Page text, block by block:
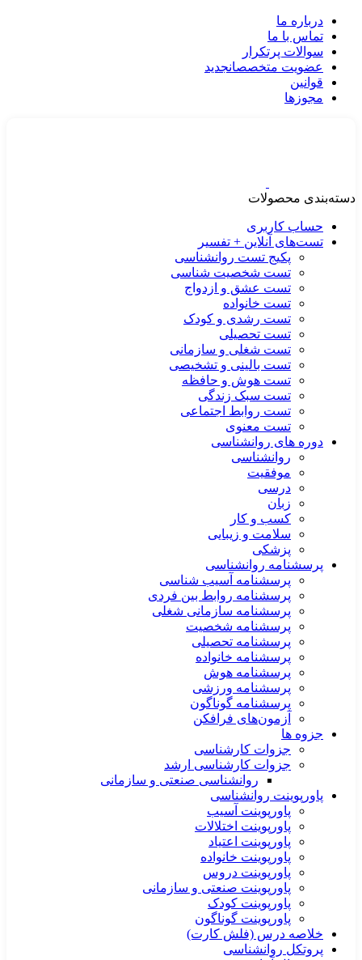
درباره ما
تماس با ما
سوالات پرتکرار
عضویت متخصصانجدید
قوانین
مجوزها
دسته‌بندی محصولات
حساب کاربری
تست‌های آنلاین + تفسیر
پکیج تست روانشناسی
تست شخصیت شناسی
تست عشق و ازدواج
تست خانواده
تست رشدی و کودک
تست تحصیلی
تست شغلی و سازمانی
تست بالینی و تشخیصی
تست هوش و حافظه
تست سبک زندگی
تست روابط اجتماعی
تست معنوی
دوره های روانشناسی
روانشناسی
موفقیت
درسی
زبان
کسب و کار
سلامت و زیبایی
پزشکی
پرسشنامه روانشناسی
پرسشنامه آسیب شناسی
پرسشنامه روابط بین فردی
پرسشنامه سازمانی شغلی
پرسشنامه شخصیت
پرسشنامه تحصیلی
پرسشنامه خانواده
پرسشنامه هوش
پرسشنامه ورزشی
پرسشنامه گوناگون
آزمون‌های فرافکن
جزوه ها
جزوات کارشناسی
جزوات کارشناسی ارشد
روانشناسی صنعتی و سازمانی
پاورپوینت روانشناسی
پاورپوینت آسیب
پاورپوینت اختلالات
پاورپوینت اعتیاد
پاورپوینت خانواده
پاورپوینت دروس
پاورپوینت صنعتی و سازمانی
پاورپوینت کودک
پاورپوینت گوناگون
خلاصه درس (فلش کارت)
پروتکل روانشناسی